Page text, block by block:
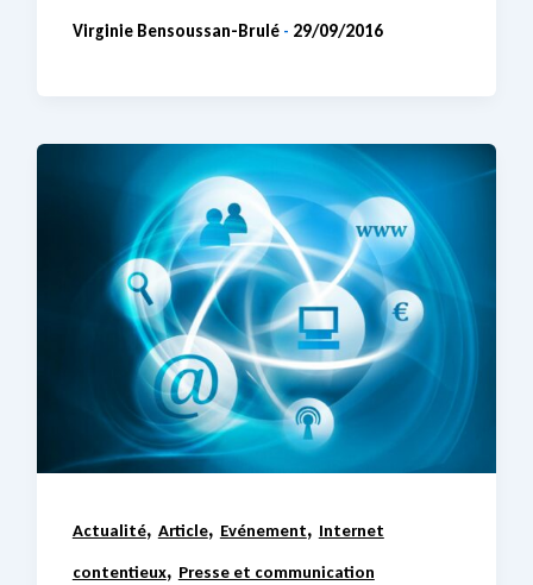
Virginie Bensoussan-Brulé - 29/09/2016
Actualité, Article, Evénement, Internet
contentieux, Presse et communication